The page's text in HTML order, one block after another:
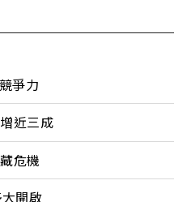
爭力
近三成
危機
開啟